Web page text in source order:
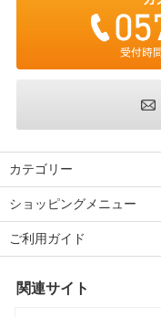
カテゴリー
ショッピングメニュー
ご利用ガイド
関連サイト